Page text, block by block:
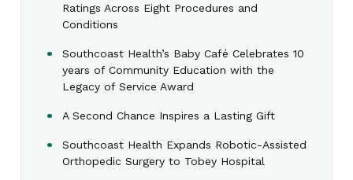
Ratings Across Eight Procedures and
Conditions
Southcoast Health’s Baby Café Celebrates 10
years of Community Education with the
Legacy of Service Award
A Second Chance Inspires a Lasting Gift
Southcoast Health Expands Robotic-Assisted
Orthopedic Surgery to Tobey Hospital